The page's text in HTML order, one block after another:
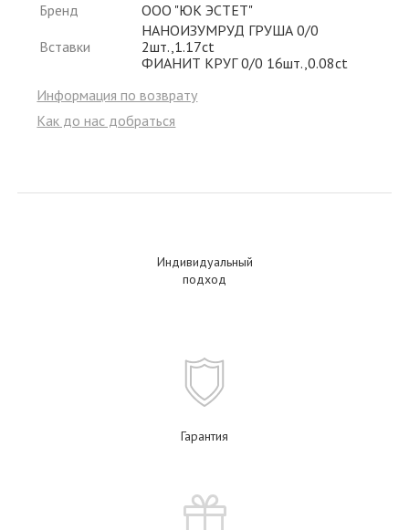
Бренд
ООО "ЮК ЭСТЕТ"
Вставки
НАНОИЗУМРУД ГРУША 0/0
2шт.,1.17ct
ФИАНИТ КРУГ 0/0 16шт.,0.08ct
Информация по возврату
Как до нас добраться
Индивидуальный
подход
Гарантия